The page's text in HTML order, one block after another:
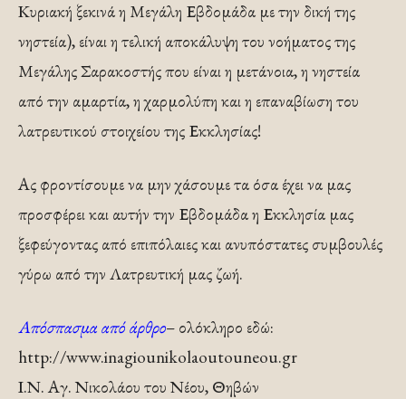
Κυριακή ξεκινά η Μεγάλη Εβδομάδα με την δική της
νηστεία), είναι η τελική αποκάλυψη του νοήματος της
Μεγάλης Σαρακοστής που είναι η μετάνοια, η νηστεία
από την αμαρτία, η χαρμολύπη και η επαναβίωση του
λατρευτικού στοιχείου της Εκκλησίας!
Ας φροντίσουμε να μην χάσουμε τα όσα έχει να μας
προσφέρει και αυτήν την Εβδομάδα η Εκκλησία μας
ξεφεύγοντας από επιπόλαιες και ανυπόστατες συμβουλές
γύρω από την Λατρευτική μας ζωή.
Απόσπασμα από άρθρο– ολόκληρο εδώ:
http://www.inagiounikolaoutouneou.gr
Ι.Ν. Αγ. Νικολάου του Νέου, Θηβών